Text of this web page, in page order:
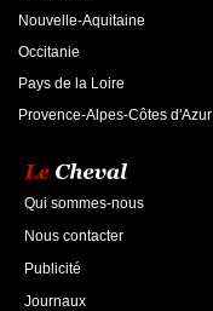
Nouvelle-Aquitaine
Occitanie
Pays de la Loire
Provence-Alpes-Côtes d'Azur
Qui sommes-nous
Nous contacter
Publicité
Journaux